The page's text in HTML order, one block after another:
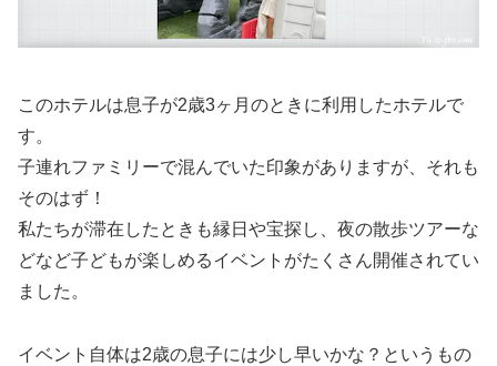
このホテルは息子が2歳3ヶ月のときに利用したホテルで
す。
子連れファミリーで混んでいた印象がありますが、それも
そのはず！
私たちが滞在したときも縁日や宝探し、夜の散歩ツアーな
どなど子どもが楽しめるイベントがたくさん開催されてい
ました。
イベント自体は2歳の息子には少し早いかな？というもの